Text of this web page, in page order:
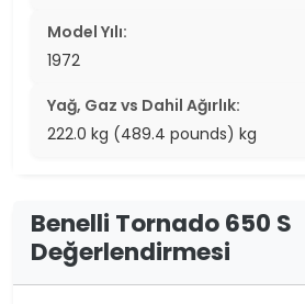
Model Yılı:
1972
Yağ, Gaz vs Dahil Ağırlık:
222.0 kg (489.4 pounds) kg
Benelli Tornado 650 S
Değerlendirmesi